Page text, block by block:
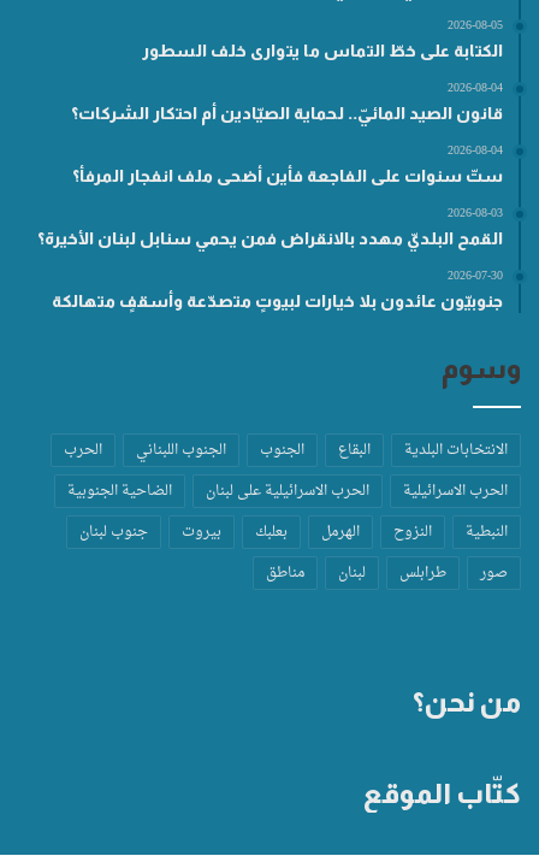
2026-08-05
الكتابة على خطّ التماس ما يتوارى خلف السطور
2026-08-04
قانون الصيد المائيّ.. لحماية الصيّادين أم احتكار الشركات؟
2026-08-04
ستّ سنوات على الفاجعة فأين أضحى ملف انفجار المرفأ؟
2026-08-03
القمح البلديّ مهدد بالانقراض فمن يحمي سنابل لبنان الأخيرة؟
2026-07-30
جنوبيّون عائدون بلا خيارات لبيوتٍ متصدّعة وأسقفٍ متهالكة
وسوم
الانتخابات البلدية البقاع الجنوب الجنوب اللبناني
الحرب
الحرب الاسرائيلية
الحرب الاسرائيلية على لبنان
الضاحية الجنوبية
النبطية
النزوح الهرمل بعلبك بيروت
جنوب لبنان
صور
طرابلس لبنان مناطق
من نحن؟
كتّاب الموقع